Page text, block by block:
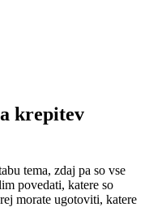
krepitev
tema, zdaj pa so vse
povedati, katere so
morate ugotoviti, katere